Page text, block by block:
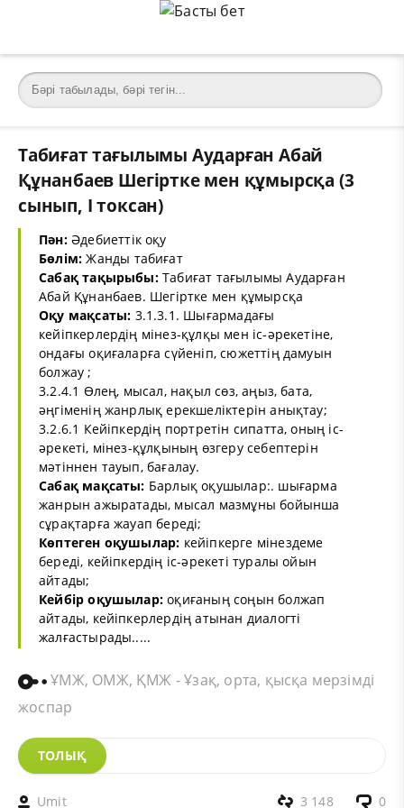
Табиғат тағылымы Аударған Абай
Құнанбаев Шегіртке мен құмырсқа (3
сынып, I токсан)
Пән:Әдебиеттік оқу
Бөлім: Жанды табиғат
Сабақ тақырыбы:Табиғат тағылымы Аударған
Абай Құнанбаев. Шегіртке мен құмырсқа
Оқу мақсаты: 3.1.3.1. Шығармадағы
кейіпкерлердің мінез-құлқы мен іс-әрекетіне,
ондағы оқиғаларға сүйеніп, сюжеттің дамуын
болжау ;
3.2.4.1 Өлең, мысал, нақыл сөз, аңыз, бата,
әңгіменің жанрлық ерекшеліктерін анықтау;
3.2.6.1 Кейіпкердің портретін сипатта, оның іс-
әрекеті, мінез-құлқының өзгеру себептерін
мәтіннен тауып, бағалау.
Сабақ мақсаты: Барлық оқушылар:. шығарма
жанрын ажыратады, мысал мазмұны бойынша
сұрақтарға жауап береді;
Көптеген оқушылар: кейіпкерге мінездеме
береді, кейіпкердің іс-әрекеті туралы ойын
айтады;
Кейбір оқушылар:оқиғаның соңын болжап
айтады, кейіпкерлердің атынан диалогті
жалғастырады.....
ҰМЖ, ОМЖ, ҚМЖ - Ұзақ, орта, қысқа мерзімді
жоспар
ТОЛЫҚ
Umit 0
3 148